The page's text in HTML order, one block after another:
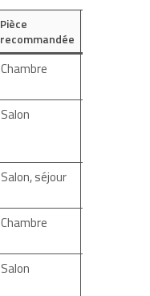
Pièce
recommandée
Chambre
Salon
Salon, séjour
Chambre
Salon